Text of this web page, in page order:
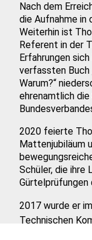
Nach dem
die Aufnahme in
Weiterhin ist
Referent in der
Erfahrungen
verfassten Buch
Warum?“
ehrenamtlich
2020 feierte
Mattenjubiläum
Schüler, die
Gürtelprüfungen
2017 wurde er
Technischen